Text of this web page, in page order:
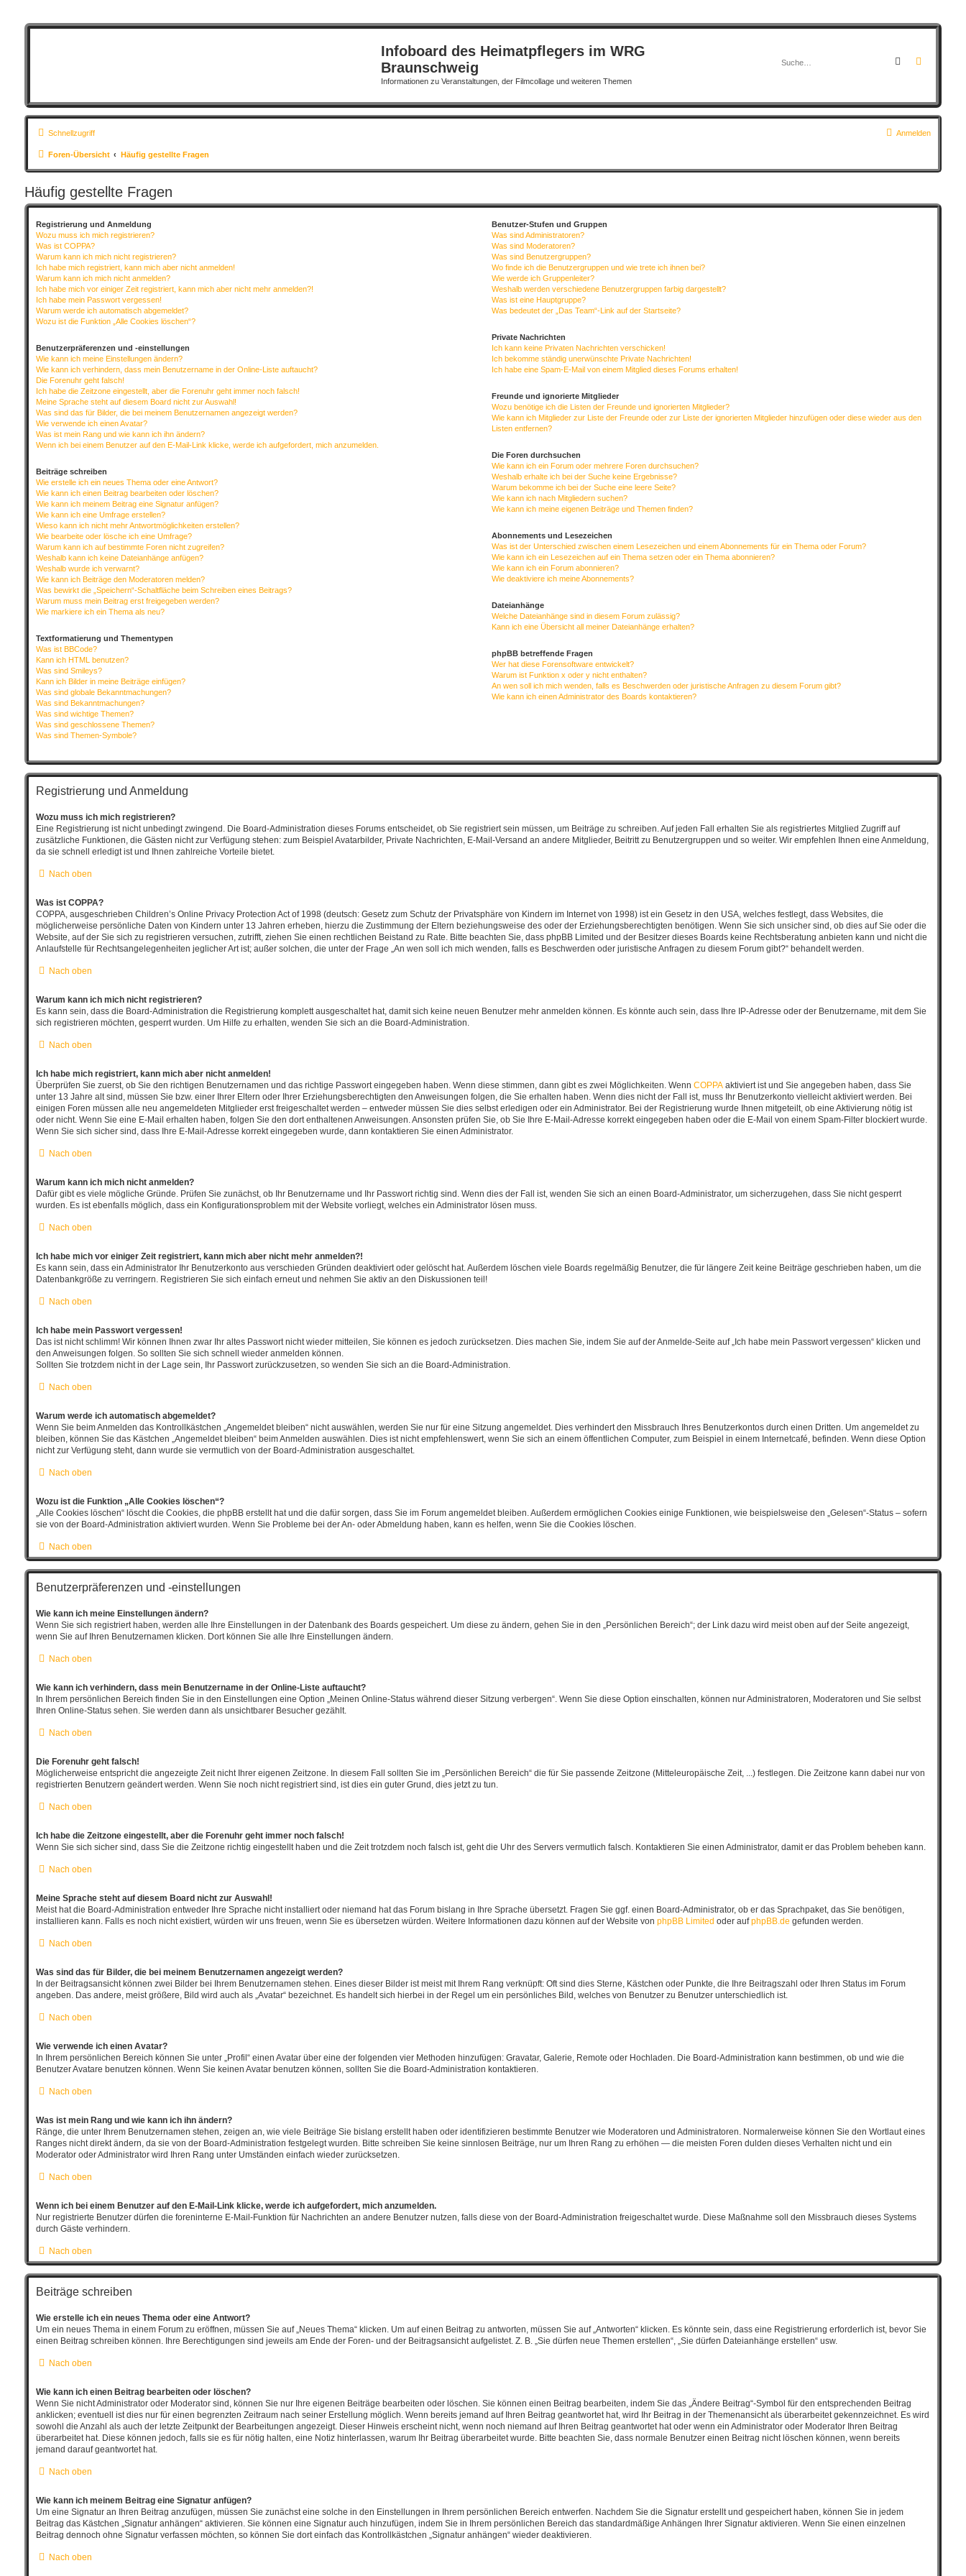
Infoboard des Heimatpflegers im WRG
Braunschweig
Informationen zu Veranstaltungen, der Filmcollage und weiteren Themen
Suche
Schnellzugriff Anmelden
Foren-Übersicht Häufig gestellte Fragen
Häufig gestellte Fragen
Registrierung und Anmeldung
Wozu muss ich mich registrieren?
Was ist COPPA?
Warum kann ich mich nicht registrieren?
Ich habe mich registriert, kann mich aber nicht anmelden!
Warum kann ich mich nicht anmelden?
Ich habe mich vor einiger Zeit registriert, kann mich aber nicht mehr anmelden?!
Ich habe mein Passwort vergessen!
Warum werde ich automatisch abgemeldet?
Wozu ist die Funktion „Alle Cookies löschen“?
Benutzerpräferenzen und -einstellungen
Wie kann ich meine Einstellungen ändern?
Wie kann ich verhindern, dass mein Benutzername in der Online-Liste auftaucht?
Die Forenuhr geht falsch!
Ich habe die Zeitzone eingestellt, aber die Forenuhr geht immer noch falsch!
Meine Sprache steht auf diesem Board nicht zur Auswahl!
Was sind das für Bilder, die bei meinem Benutzernamen angezeigt werden?
Wie verwende ich einen Avatar?
Was ist mein Rang und wie kann ich ihn ändern?
Wenn ich bei einem Benutzer auf den E-Mail-Link klicke, werde ich aufgefordert, mich anzumelden.
Beiträge schreiben
Wie erstelle ich ein neues Thema oder eine Antwort?
Wie kann ich einen Beitrag bearbeiten oder löschen?
Wie kann ich meinem Beitrag eine Signatur anfügen?
Wie kann ich eine Umfrage erstellen?
Wieso kann ich nicht mehr Antwortmöglichkeiten erstellen?
Wie bearbeite oder lösche ich eine Umfrage?
Warum kann ich auf bestimmte Foren nicht zugreifen?
Weshalb kann ich keine Dateianhänge anfügen?
Weshalb wurde ich verwarnt?
Wie kann ich Beiträge den Moderatoren melden?
Was bewirkt die „Speichern“-Schaltfläche beim Schreiben eines Beitrags?
Warum muss mein Beitrag erst freigegeben werden?
Wie markiere ich ein Thema als neu?
Textformatierung und Thementypen
Was ist BBCode?
Kann ich HTML benutzen?
Was sind Smileys?
Kann ich Bilder in meine Beiträge einfügen?
Was sind globale Bekanntmachungen?
Was sind Bekanntmachungen?
Was sind wichtige Themen?
Was sind geschlossene Themen?
Was sind Themen-Symbole?
Benutzer-Stufen und Gruppen
Was sind Administratoren?
Was sind Moderatoren?
Was sind Benutzergruppen?
Wo finde ich die Benutzergruppen und wie trete ich ihnen bei?
Wie werde ich Gruppenleiter?
Weshalb werden verschiedene Benutzergruppen farbig dargestellt?
Was ist eine Hauptgruppe?
Was bedeutet der „Das Team“-Link auf der Startseite?
Private Nachrichten
Ich kann keine Privaten Nachrichten verschicken!
Ich bekomme ständig unerwünschte Private Nachrichten!
Ich habe eine Spam-E-Mail von einem Mitglied dieses Forums erhalten!
Freunde und ignorierte Mitglieder
Wozu benötige ich die Listen der Freunde und ignorierten Mitglieder?
Wie kann ich Mitglieder zur Liste der Freunde oder zur Liste der ignorierten Mitglieder hinzufügen oder diese wieder aus den
Listen entfernen?
Die Foren durchsuchen
Wie kann ich ein Forum oder mehrere Foren durchsuchen?
Weshalb erhalte ich bei der Suche keine Ergebnisse?
Warum bekomme ich bei der Suche eine leere Seite?
Wie kann ich nach Mitgliedern suchen?
Wie kann ich meine eigenen Beiträge und Themen finden?
Abonnements und Lesezeichen
Was ist der Unterschied zwischen einem Lesezeichen und einem Abonnements für ein Thema oder Forum?
Wie kann ich ein Lesezeichen auf ein Thema setzen oder ein Thema abonnieren?
Wie kann ich ein Forum abonnieren?
Wie deaktiviere ich meine Abonnements?
Dateianhänge
Welche Dateianhänge sind in diesem Forum zulässig?
Kann ich eine Übersicht all meiner Dateianhänge erhalten?
phpBB betreffende Fragen
Wer hat diese Forensoftware entwickelt?
Warum ist Funktion x oder y nicht enthalten?
An wen soll ich mich wenden, falls es Beschwerden oder juristische Anfragen zu diesem Forum gibt?
Wie kann ich einen Administrator des Boards kontaktieren?
Registrierung und Anmeldung
Wozu muss ich mich registrieren?
Eine Registrierung ist nicht unbedingt zwingend. Die Board-Administration dieses Forums entscheidet, ob Sie registriert sein müssen, um Beiträge zu schreiben. Auf jeden Fall erhalten Sie als registriertes Mitglied Zugriff auf
zusätzliche Funktionen, die Gästen nicht zur Verfügung stehen: zum Beispiel Avatarbilder, Private Nachrichten, E-Mail-Versand an andere Mitglieder, Beitritt zu Benutzergruppen und so weiter. Wir empfehlen Ihnen eine Anmeldung,
da sie schnell erledigt ist und Ihnen zahlreiche Vorteile bietet.
Nach oben
Was ist COPPA?
COPPA, ausgeschrieben Children’s Online Privacy Protection Act of 1998 (deutsch: Gesetz zum Schutz der Privatsphäre von Kindern im Internet von 1998) ist ein Gesetz in den USA, welches festlegt, dass Websites, die
möglicherweise persönliche Daten von Kindern unter 13 Jahren erheben, hierzu die Zustimmung der Eltern beziehungsweise des oder der Erziehungsberechtigten benötigen. Wenn Sie sich unsicher sind, ob dies auf Sie oder die
Website, auf der Sie sich zu registrieren versuchen, zutrifft, ziehen Sie einen rechtlichen Beistand zu Rate. Bitte beachten Sie, dass phpBB Limited und der Besitzer dieses Boards keine Rechtsberatung anbieten kann und nicht die
Anlaufstelle für Rechtsangelegenheiten jeglicher Art ist; außer solchen, die unter der Frage „An wen soll ich mich wenden, falls es Beschwerden oder juristische Anfragen zu diesem Forum gibt?“ behandelt werden.
Nach oben
Warum kann ich mich nicht registrieren?
Es kann sein, dass die Board-Administration die Registrierung komplett ausgeschaltet hat, damit sich keine neuen Benutzer mehr anmelden können. Es könnte auch sein, dass Ihre IP-Adresse oder der Benutzername, mit dem Sie
sich registrieren möchten, gesperrt wurden. Um Hilfe zu erhalten, wenden Sie sich an die Board-Administration.
Nach oben
Ich habe mich registriert, kann mich aber nicht anmelden!
Überprüfen Sie zuerst, ob Sie den richtigen Benutzernamen und das richtige Passwort eingegeben haben. Wenn diese stimmen, dann gibt es zwei Möglichkeiten. Wenn COPPAaktiviert ist und Sie angegeben haben, dass Sie
unter 13 Jahre alt sind, müssen Sie bzw. einer Ihrer Eltern oder Ihrer Erziehungsberechtigten den Anweisungen folgen, die Sie erhalten haben. Wenn dies nicht der Fall ist, muss Ihr Benutzerkonto vielleicht aktiviert werden. Bei
einigen Foren müssen alle neu angemeldeten Mitglieder erst freigeschaltet werden – entweder müssen Sie dies selbst erledigen oder ein Administrator. Bei der Registrierung wurde Ihnen mitgeteilt, ob eine Aktivierung nötig ist
oder nicht. Wenn Sie eine E-Mail erhalten haben, folgen Sie den dort enthaltenen Anweisungen. Ansonsten prüfen Sie, ob Sie Ihre E-Mail-Adresse korrekt eingegeben haben oder die E-Mail von einem Spam-Filter blockiert wurde.
Wenn Sie sich sicher sind, dass Ihre E-Mail-Adresse korrekt eingegeben wurde, dann kontaktieren Sie einen Administrator.
Nach oben
Warum kann ich mich nicht anmelden?
Dafür gibt es viele mögliche Gründe. Prüfen Sie zunächst, ob Ihr Benutzername und Ihr Passwort richtig sind. Wenn dies der Fall ist, wenden Sie sich an einen Board-Administrator, um sicherzugehen, dass Sie nicht gesperrt
wurden. Es ist ebenfalls möglich, dass ein Konfigurationsproblem mit der Website vorliegt, welches ein Administrator lösen muss.
Nach oben
Ich habe mich vor einiger Zeit registriert, kann mich aber nicht mehr anmelden?!
Es kann sein, dass ein Administrator Ihr Benutzerkonto aus verschieden Gründen deaktiviert oder gelöscht hat. Außerdem löschen viele Boards regelmäßig Benutzer, die für längere Zeit keine Beiträge geschrieben haben, um die
Datenbankgröße zu verringern. Registrieren Sie sich einfach erneut und nehmen Sie aktiv an den Diskussionen teil!
Nach oben
Ich habe mein Passwort vergessen!
Das ist nicht schlimm! Wir können Ihnen zwar Ihr altes Passwort nicht wieder mitteilen, Sie können es jedoch zurücksetzen. Dies machen Sie, indem Sie auf der Anmelde-Seite auf „Ich habe mein Passwort vergessen“ klicken und
den Anweisungen folgen. So sollten Sie sich schnell wieder anmelden können.
Sollten Sie trotzdem nicht in der Lage sein, Ihr Passwort zurückzusetzen, so wenden Sie sich an die Board-Administration.
Nach oben
Warum werde ich automatisch abgemeldet?
Wenn Sie beim Anmelden das Kontrollkästchen „Angemeldet bleiben“ nicht auswählen, werden Sie nur für eine Sitzung angemeldet. Dies verhindert den Missbrauch Ihres Benutzerkontos durch einen Dritten. Um angemeldet zu
bleiben, können Sie das Kästchen „Angemeldet bleiben“ beim Anmelden auswählen. Dies ist nicht empfehlenswert, wenn Sie sich an einem öffentlichen Computer, zum Beispiel in einem Internetcafé, befinden. Wenn diese Option
nicht zur Verfügung steht, dann wurde sie vermutlich von der Board-Administration ausgeschaltet.
Nach oben
Wozu ist die Funktion „Alle Cookies löschen“?
„Alle Cookies löschen“ löscht die Cookies, die phpBB erstellt hat und die dafür sorgen, dass Sie im Forum angemeldet bleiben. Außerdem ermöglichen Cookies einige Funktionen, wie beispielsweise den „Gelesen“-Status – sofern
sie von der Board-Administration aktiviert wurden. Wenn Sie Probleme bei der An- oder Abmeldung haben, kann es helfen, wenn Sie die Cookies löschen.
Nach oben
Benutzerpräferenzen und -einstellungen
Wie kann ich meine Einstellungen ändern?
Wenn Sie sich registriert haben, werden alle Ihre Einstellungen in der Datenbank des Boards gespeichert. Um diese zu ändern, gehen Sie in den „Persönlichen Bereich“; der Link dazu wird meist oben auf der Seite angezeigt,
wenn Sie auf Ihren Benutzernamen klicken. Dort können Sie alle Ihre Einstellungen ändern.
Nach oben
Wie kann ich verhindern, dass mein Benutzername in der Online-Liste auftaucht?
In Ihrem persönlichen Bereich finden Sie in den Einstellungen eine Option „Meinen Online-Status während dieser Sitzung verbergen“. Wenn Sie diese Option einschalten, können nur Administratoren, Moderatoren und Sie selbst
Ihren Online-Status sehen. Sie werden dann als unsichtbarer Besucher gezählt.
Nach oben
Die Forenuhr geht falsch!
Möglicherweise entspricht die angezeigte Zeit nicht Ihrer eigenen Zeitzone. In diesem Fall sollten Sie im „Persönlichen Bereich“ die für Sie passende Zeitzone (Mitteleuropäische Zeit, ...) festlegen. Die Zeitzone kann dabei nur von
registrierten Benutzern geändert werden. Wenn Sie noch nicht registriert sind, ist dies ein guter Grund, dies jetzt zu tun.
Nach oben
Ich habe die Zeitzone eingestellt, aber die Forenuhr geht immer noch falsch!
Wenn Sie sich sicher sind, dass Sie die Zeitzone richtig eingestellt haben und die Zeit trotzdem noch falsch ist, geht die Uhr des Servers vermutlich falsch. Kontaktieren Sie einen Administrator, damit er das Problem beheben kann.
Nach oben
Meine Sprache steht auf diesem Board nicht zur Auswahl!
Meist hat die Board-Administration entweder Ihre Sprache nicht installiert oder niemand hat das Forum bislang in Ihre Sprache übersetzt. Fragen Sie ggf. einen Board-Administrator, ob er das Sprachpaket, das Sie benötigen,
installieren kann. Falls es noch nicht existiert, würden wir uns freuen, wenn Sie es übersetzen würden. Weitere Informationen dazu können auf der Website von phpBB Limited oder aufphpBB.de gefunden werden.
Nach oben
Was sind das für Bilder, die bei meinem Benutzernamen angezeigt werden?
In der Beitragsansicht können zwei Bilder bei Ihrem Benutzernamen stehen. Eines dieser Bilder ist meist mit Ihrem Rang verknüpft: Oft sind dies Sterne, Kästchen oder Punkte, die Ihre Beitragszahl oder Ihren Status im Forum
angeben. Das andere, meist größere, Bild wird auch als „Avatar“ bezeichnet. Es handelt sich hierbei in der Regel um ein persönliches Bild, welches von Benutzer zu Benutzer unterschiedlich ist.
Nach oben
Wie verwende ich einen Avatar?
In Ihrem persönlichen Bereich können Sie unter „Profil“ einen Avatar über eine der folgenden vier Methoden hinzufügen: Gravatar, Galerie, Remote oder Hochladen. Die Board-Administration kann bestimmen, ob und wie die
Benutzer Avatare benutzen können. Wenn Sie keinen Avatar benutzen können, sollten Sie die Board-Administration kontaktieren.
Nach oben
Was ist mein Rang und wie kann ich ihn ändern?
Ränge, die unter Ihrem Benutzernamen stehen, zeigen an, wie viele Beiträge Sie bislang erstellt haben oder identifizieren bestimmte Benutzer wie Moderatoren und Administratoren. Normalerweise können Sie den Wortlaut eines
Ranges nicht direkt ändern, da sie von der Board-Administration festgelegt wurden. Bitte schreiben Sie keine sinnlosen Beiträge, nur um Ihren Rang zu erhöhen — die meisten Foren dulden dieses Verhalten nicht und ein
Moderator oder Administrator wird Ihren Rang unter Umständen einfach wieder zurücksetzen.
Nach oben
Wenn ich bei einem Benutzer auf den E-Mail-Link klicke, werde ich aufgefordert, mich anzumelden.
Nur registrierte Benutzer dürfen die foreninterne E-Mail-Funktion für Nachrichten an andere Benutzer nutzen, falls diese von der Board-Administration freigeschaltet wurde. Diese Maßnahme soll den Missbrauch dieses Systems
durch Gäste verhindern.
Nach oben
Beiträge schreiben
Wie erstelle ich ein neues Thema oder eine Antwort?
Um ein neues Thema in einem Forum zu eröffnen, müssen Sie auf „Neues Thema“ klicken. Um auf einen Beitrag zu antworten, müssen Sie auf „Antworten“ klicken. Es könnte sein, dass eine Registrierung erforderlich ist, bevor Sie
einen Beitrag schreiben können. Ihre Berechtigungen sind jeweils am Ende der Foren- und der Beitragsansicht aufgelistet. Z. B. „Sie dürfen neue Themen erstellen“, „Sie dürfen Dateianhänge erstellen“ usw.
Nach oben
Wie kann ich einen Beitrag bearbeiten oder löschen?
Wenn Sie nicht Administrator oder Moderator sind, können Sie nur Ihre eigenen Beiträge bearbeiten oder löschen. Sie können einen Beitrag bearbeiten, indem Sie das „Ändere Beitrag“-Symbol für den entsprechenden Beitrag
anklicken; eventuell ist dies nur für einen begrenzten Zeitraum nach seiner Erstellung möglich. Wenn bereits jemand auf Ihren Beitrag geantwortet hat, wird Ihr Beitrag in der Themenansicht als überarbeitet gekennzeichnet. Es wird
sowohl die Anzahl als auch der letzte Zeitpunkt der Bearbeitungen angezeigt. Dieser Hinweis erscheint nicht, wenn noch niemand auf Ihren Beitrag geantwortet hat oder wenn ein Administrator oder Moderator Ihren Beitrag
überarbeitet hat. Diese können jedoch, falls sie es für nötig halten, eine Notiz hinterlassen, warum Ihr Beitrag überarbeitet wurde. Bitte beachten Sie, dass normale Benutzer einen Beitrag nicht löschen können, wenn bereits
jemand darauf geantwortet hat.
Nach oben
Wie kann ich meinem Beitrag eine Signatur anfügen?
Um eine Signatur an Ihren Beitrag anzufügen, müssen Sie zunächst eine solche in den Einstellungen in Ihrem persönlichen Bereich entwerfen. Nachdem Sie die Signatur erstellt und gespeichert haben, können Sie in jedem
Beitrag das Kästchen „Signatur anhängen“ aktivieren. Sie können eine Signatur auch hinzufügen, indem Sie in Ihrem persönlichen Bereich das standardmäßige Anhängen Ihrer Signatur aktivieren. Wenn Sie einen einzelnen
Beitrag dennoch ohne Signatur verfassen möchten, so können Sie dort einfach das Kontrollkästchen „Signatur anhängen“ wieder deaktivieren.
Nach oben